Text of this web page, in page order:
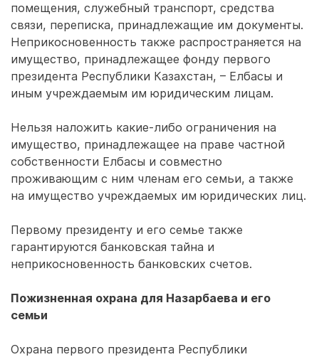
помещения, служебный транспорт, средства
связи, переписка, принадлежащие им документы.
Неприкосновенность также распространяется на
имущество, принадлежащее фонду первого
президента Республики Казахстан, – Елбасы и
иным учреждаемым им юридическим лицам.
Нельзя наложить какие-либо ограничения на
имущество, принадлежащее на праве частной
собственности Елбасы и совместно
проживающим с ним членам его семьи, а также
на имущество учреждаемых им юридических лиц.
Первому президенту и его семье также
гарантируются банковская тайна и
неприкосновенность банковских счетов.
Пожизненная охрана для Назарбаева и его
семьи
Охрана первого президента Республики